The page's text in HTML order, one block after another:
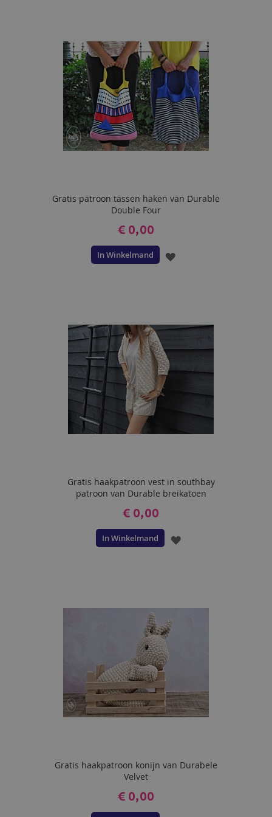
Gratis patroon tassen haken van Durable
Double Four
€ 0,00
In Winkelmand
VOEG
Gratis haakpatroon vest in southbay
patroon van Durable breikatoen
€ 0,00
In Winkelmand
VOEG
Gratis haakpatroon konijn van Durabele
Velvet
€ 0,00